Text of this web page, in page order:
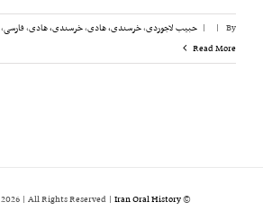
By
|
| حبیب لاجوردی,خرسندی، هادی,خرسندی، هادی,فارسی,
Read More
© Copyright 2020 -
2026 | All Rights Reserved | Iran Oral History